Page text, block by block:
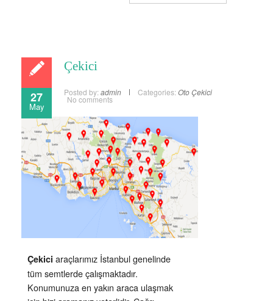
27
May
Çekici
Posted by: admin Categories: Oto Çekici
No comments
Çekici araçlarımız İstanbul genelinde
tüm semtlerde çalışmaktadır.
Konumunuza en yakın araca ulaşmak